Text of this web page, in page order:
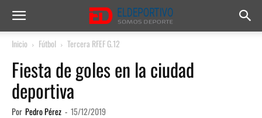
Inicio Fútbol Tercera RFEF G.12
Fiesta de goles en la ciudad
deportiva
Por Pedro Pérez - 15/12/2019